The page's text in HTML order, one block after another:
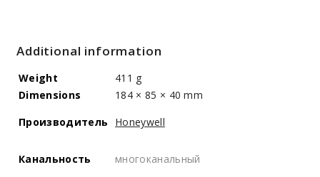
Additional information
Weight
411 g
Dimensions
184 × 85 × 40 mm
Производитель
Honeywell
Канальность многоканальный